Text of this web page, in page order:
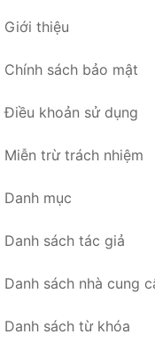
Giới thiệu
Chính sách bảo mật
Điều khoản sử dụng
Miễn trừ trách nhiệm
Danh mục
Danh sách tác giả
Danh sách nhà cung
Danh sách từ khóa